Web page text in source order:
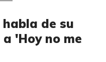
de su
'Hoy no me